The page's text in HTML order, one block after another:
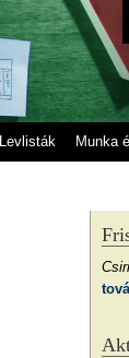
Levlisták Munka